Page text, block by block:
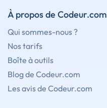
À propos de Codeur.com
Qui sommes-nous ?
Nos tarifs
Boîte à outils
Blog de Codeur.com
Les avis de Codeur.com